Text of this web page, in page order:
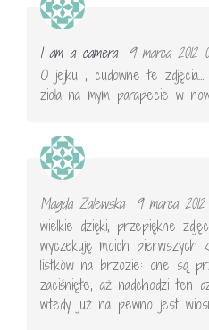
I am a camera
9 marca 2012
O jejku , cudowne te
zioła na mym parapecie w
Magda Zalewska
9 marca 2012
wielkie dzięki, przepiękne
wyczekuję moich pierwszych
listków na brzozie: one są
zaciśnięte, aż nadchodzi ten
wtedy już na pewno jest